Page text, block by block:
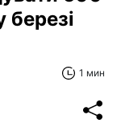
березі
1 мин